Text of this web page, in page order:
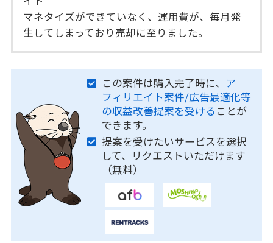
マネタイズができていなく、運用費が、毎月発
生してしまっており売却に至りました。
この案件は購入完了時に、 ア
フィリエイト案件/広告最適化等
の収益改善提案を受ける ことが
できます。
提案を受けたいサービスを選択
して、リクエストいただけます
（無料）